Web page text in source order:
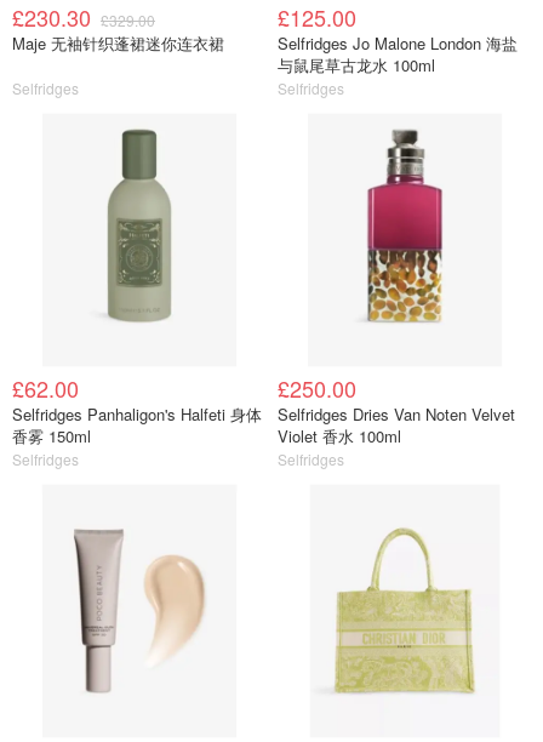
£230.30 £329.00
Maje 无袖针织蓬裙迷你连衣裙
Selfridges
£125.00
Selfridges Jo Malone London 海盐
与鼠尾草古龙水 100ml
Selfridges
£62.00
Selfridges Panhaligon's Halfeti 身体
香雾 150ml
Selfridges
£250.00
Selfridges Dries Van Noten Velvet
Violet 香水 100ml
Selfridges